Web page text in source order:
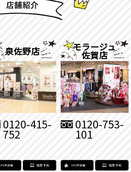
泉佐野店
0120-415-
752
モラージュ
佐賀店
0120-753-
101